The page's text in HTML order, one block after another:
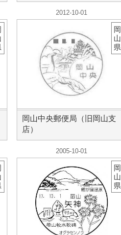
2012-10-01
岡山中央郵便局（旧岡山支
店）
岡
山
県
2005-10-01
岡
山
県